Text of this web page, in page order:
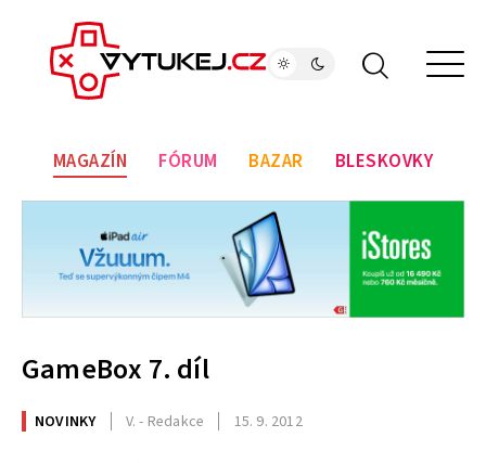
MAGAZÍN FÓRUM BAZAR BLESKOVKY
GameBox 7. díl
NOVINKY V. - Redakce 15. 9. 2012